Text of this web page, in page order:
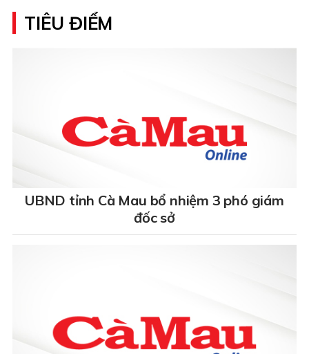
TIÊU ĐIỂM
UBND tỉnh Cà Mau bổ nhiệm 3 phó giám
đốc sở